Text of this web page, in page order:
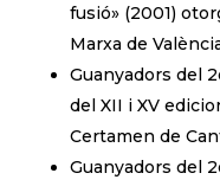
fusió» (2001)
Marxa de
Guanyadors del
del XII i XV
Certamen de
Guanyadors del